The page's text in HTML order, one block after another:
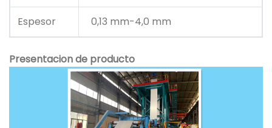
Espesor 0,13 mm-4,0 mm
Presentacion de producto